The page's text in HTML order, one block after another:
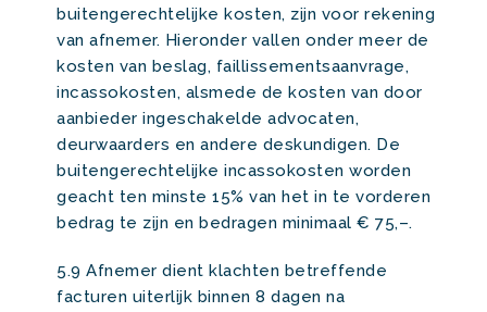
buitengerechtelijke kosten, zijn voor rekening
van afnemer. Hieronder vallen onder meer de
kosten van beslag, faillissementsaanvrage,
incassokosten, alsmede de kosten van door
aanbieder ingeschakelde advocaten,
deurwaarders en andere deskundigen. De
buitengerechtelijke incassokosten worden
geacht ten minste 15% van het in te vorderen
bedrag te zijn en bedragen minimaal € 75,–.
5.9 Afnemer dient klachten betreffende
facturen uiterlijk binnen 8 dagen na